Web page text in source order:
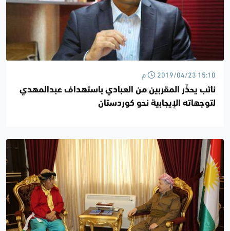
2019/04/23 15:10 م
نائب يحذّر المقربين من العبادي باستهداف عبدالمهدي
لتوجهاته الإيجابية نحو كوردستان